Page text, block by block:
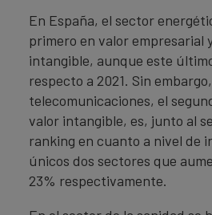
En España, el sector
primero en valor empresarial
intangible, aunque este
respecto a 2021. Sin embargo,
telecomunicaciones, el
valor intangible, es, junto al
ranking en cuanto a nivel de
únicos dos sectores que
23% respectivamente.